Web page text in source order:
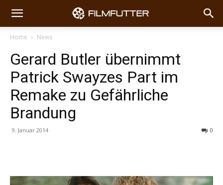
Home News
Gerard Butler übernimmt
Patrick Swayzes Part im
Remake zu Gefährliche
Brandung
9. Januar 2014 0